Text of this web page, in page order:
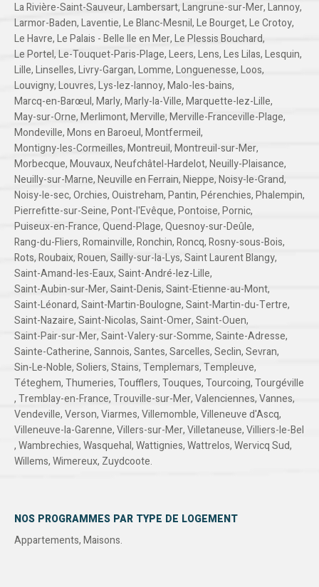
La Rivière-Saint-Sauveur,Lambersart,Langrune-sur-Mer,Lannoy,
Larmor-Baden,Laventie,Le Blanc-Mesnil,Le Bourget,Le Crotoy,
Le Havre,Le Palais - Belle Ile en Mer,Le Plessis Bouchard,
Le Portel,Le-Touquet-Paris-Plage,Leers,Lens,Les Lilas,Lesquin,
Lille,Linselles,Livry-Gargan,Lomme,Longuenesse,Loos,
Louvigny,Louvres,Lys-lez-lannoy,Malo-les-bains,
Marcq-en-Barœul,Marly,Marly-la-Ville,Marquette-lez-Lille,
May-sur-Orne,Merlimont,Merville,Merville-Franceville-Plage,
Mondeville,Mons en Baroeul,Montfermeil,
Montigny-les-Cormeilles,Montreuil,Montreuil-sur-Mer,
Morbecque,Mouvaux,Neufchâtel-Hardelot,Neuilly-Plaisance,
Neuilly-sur-Marne,Neuville en Ferrain,Nieppe,Noisy-le-Grand,
Noisy-le-sec,Orchies,Ouistreham,Pantin,Pérenchies,Phalempin,
Pierrefitte-sur-Seine,Pont-l'Evêque,Pontoise,Pornic,
Puiseux-en-France,Quend-Plage,Quesnoy-sur-Deûle,
Rang-du-Fliers,Romainville,Ronchin,Roncq,Rosny-sous-Bois,
Rots,Roubaix,Rouen,Sailly-sur-la-Lys,Saint Laurent Blangy,
Saint-Amand-les-Eaux,Saint-André-lez-Lille,
Saint-Aubin-sur-Mer,Saint-Denis,Saint-Etienne-au-Mont,
Saint-Léonard,Saint-Martin-Boulogne,Saint-Martin-du-Tertre,
Saint-Nazaire,Saint-Nicolas,Saint-Omer,Saint-Ouen,
Saint-Pair-sur-Mer,Saint-Valery-sur-Somme,Sainte-Adresse,
Sainte-Catherine,Sannois,Santes,Sarcelles,Seclin,Sevran,
Sin-Le-Noble,Soliers,Stains,Templemars,Templeuve,
Téteghem,Thumeries,Toufflers,Touques,Tourcoing,Tourgéville
,Tremblay-en-France,Trouville-sur-Mer,Valenciennes,Vannes,
Vendeville,Verson,Viarmes,Villemomble,Villeneuve d'Ascq,
Villeneuve-la-Garenne,Villers-sur-Mer,Villetaneuse,Villiers-le-Bel
,Wambrechies,Wasquehal,Wattignies,Wattrelos,Wervicq Sud,
Willems,Wimereux, Zuydcoote.
NOS PROGRAMMES PAR TYPE DE LOGEMENT
Appartements,Maisons.